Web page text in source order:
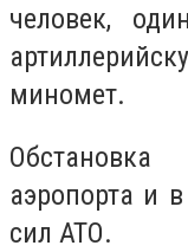
человек,
миномет.
аэропорта и
сил АТО.